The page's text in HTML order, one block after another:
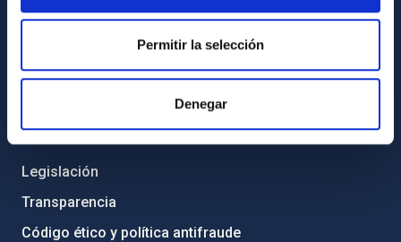
Permitir la selección
Denegar
Directorio de personal
INFORMACIÓN INSTITUCIONAL
Legislación
Transparencia
Código ético y política antifraude